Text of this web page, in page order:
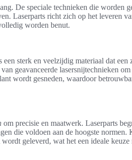
De speciale technieken die worden
Laserparts richt zich op het leveren
worden benut.
een sterk en veelzijdig materiaal dat
geavanceerde lasersnijtechnieken
wordt gesneden, waardoor
om precisie en maatwerk. Laserparts
die voldoen aan de hoogste
geleverd, wat het een ideale